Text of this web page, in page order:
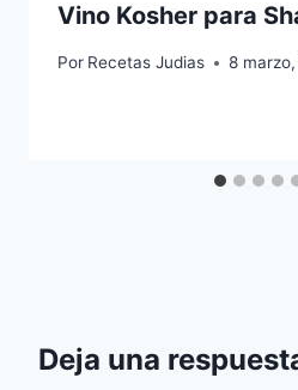
Vino Kosher para
Por Recetas Judias 8
Deja una